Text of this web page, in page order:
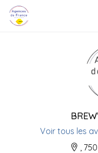
Voir tous les
,